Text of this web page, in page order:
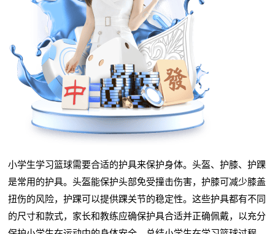
小学生学习篮球需要合适的护具来保护身体。头盔、护膝、护踝
是常用的护具。头盔能保护头部免受撞击伤害，护膝可减少膝盖
扭伤的风险，护踝可以提供踝关节的稳定性。这些护具都有不同
的尺寸和款式，家长和教练应确保护具合适并正确佩戴，以充分